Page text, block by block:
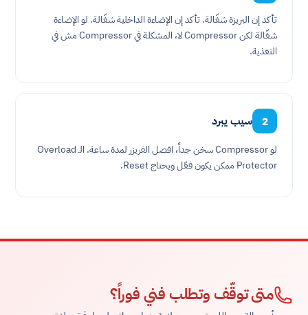
تأكد إن البريزة شغّالة. تأكد إن الإضاءة الداخلية شغّالة. لو الإضاءة
شغّالة لكن Compressor لا، المشكلة في Compressor مش في
التغذية.
2 سيب يبرد
لو Compressor سخن جداً، افصل الفريزر لمدة ساعة. الـ Overload
Protector ممكن يكون فعّل ويحتاج Reset.
متى توقّف وتطلب فني فوراً؟